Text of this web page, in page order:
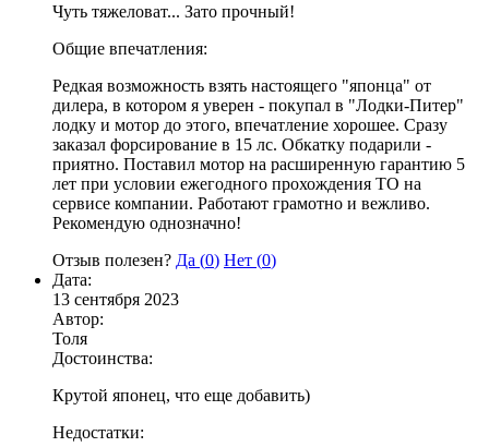
Чуть тяжеловат... Зато прочный!
Общие впечатления:
Редкая возможность взять настоящего "японца" от
дилера, в котором я уверен - покупал в "Лодки-Питер"
лодку и мотор до этого, впечатление хорошее. Сразу
заказал форсирование в 15 лс. Обкатку подарили -
приятно. Поставил мотор на расширенную гарантию 5
лет при условии ежегодного прохождения ТО на
сервисе компании. Работают грамотно и вежливо.
Рекомендую однозначно!
Отзыв полезен? Да (0) Нет (0)
Дата:
13 сентября 2023
Автор:
Толя
Достоинства:
Крутой японец, что еще добавить)
Недостатки: